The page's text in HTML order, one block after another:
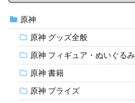
原神
原神 グッズ全般
原神 フィギュア・ぬいぐるみ
原神 書籍
原神 プライズ